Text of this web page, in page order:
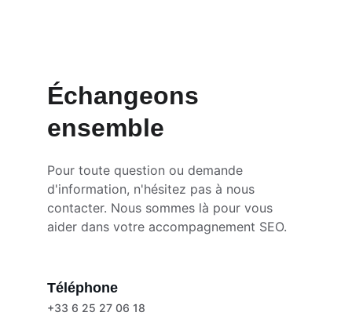
Échangeons
ensemble
Pour toute question ou demande
d'information, n'hésitez pas à nous
contacter. Nous sommes là pour vous
aider dans votre accompagnement SEO.
Téléphone
+33 6 25 27 06 18